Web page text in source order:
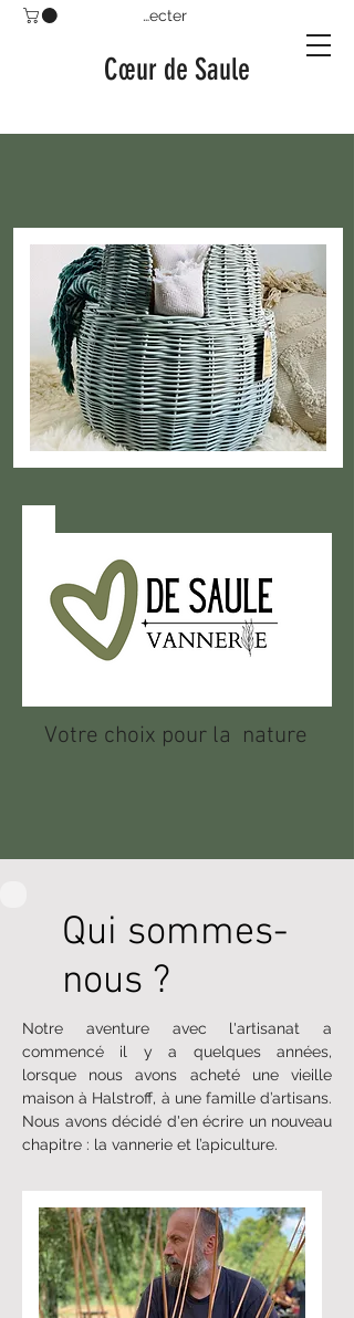
Se connecter
Cœur de Saule
Votre choix pour la nature
Qui sommes-
nous ?
Notre aventure avec l'artisanat a
commencé il y a quelques années,
lorsque nous avons acheté une vieille
maison à Halstroff, à une famille d’artisans.
Nous avons décidé d'en écrire un nouveau
chapitre : la vannerie et l’apiculture.